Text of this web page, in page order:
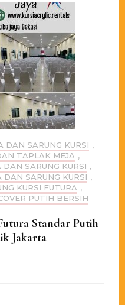
DAN SARUNG KURSI ,
TAPLAK MEJA ,
SARUNG KURSI ,
SARUNG KURSI ,
KURSI FUTURA ,
PUTIH BERSIH
Standar Putih
Jakarta